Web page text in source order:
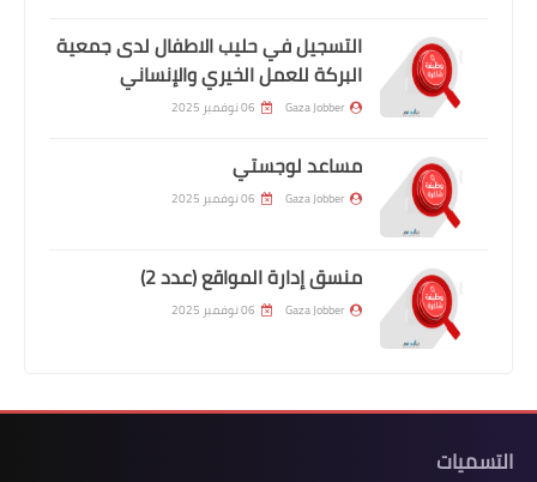
التسجيل في حليب الاطفال لدى جمعية
البركة للعمل الخيري والإنساني
Gaza Jobber 06 نوفمبر 2025
مساعد لوجستي
Gaza Jobber 06 نوفمبر 2025
منسق إدارة المواقع (عدد 2)
Gaza Jobber 06 نوفمبر 2025
التسميات